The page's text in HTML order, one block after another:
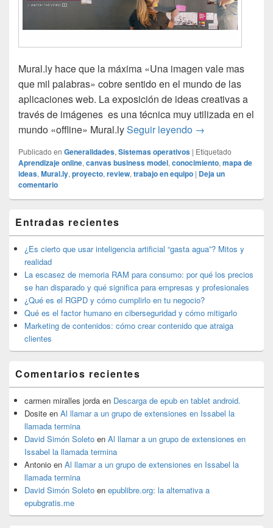
Mural.ly hace que la máxima «Una imagen vale mas
que mil palabras» cobre sentido en el mundo de las
aplicaciones web. La exposición de ideas creativas a
través de imágenes es una técnica muy utilizada en el
mundo «offline» Mural.lySeguir leyendo Mural.ly: Trabajo
→
Publicado en Generalidades, Sistemas operativos | Etiquetado
Aprendizaje online, canvas business model, conocimiento, mapa de
ideas, Mural.ly, proyecto, review, trabajo en equipo | Deja un
comentario
área
de
widget
barra
lateral
primaria
Entradas recientes
¿Es cierto que usar inteligencia artificial “gasta agua”? Mitos y
realidad
La escasez de memoria RAM para consumo: por qué los precios
se han disparado y qué significa para empresas y profesionales
¿Qué es el RGPD y cómo cumplirlo en tu negocio?
Qué es el factor humano en ciberseguridad y cómo mitigarlo
Marketing de contenidos: cómo crear contenido que atraiga
clientes
Comentarios recientes
carmen miralles jorda en Descarga de epub en tablet android.
Dosite en Al llamar a un grupo de extensiones en Issabel la
llamada termina
David Simón Soleto en Al llamar a un grupo de extensiones en
Issabel la llamada termina
Antonio en Al llamar a un grupo de extensiones en Issabel la
llamada termina
David Simón Soleto en epublibre.org: la alternativa a
epubgratis.me